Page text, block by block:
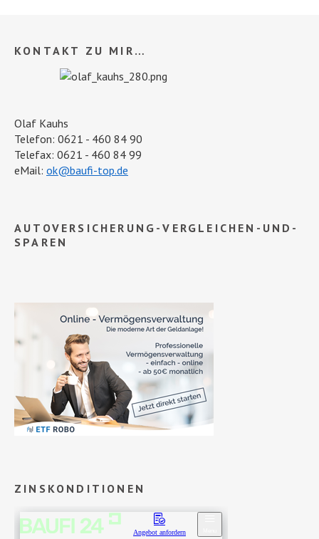
KONTAKT ZU MIR…
Olaf Kauhs
Telefon: 0621 - 460 84 90
Telefax: 0621 - 460 84 99
eMail: ok@baufi-top.de
AUTOVERSICHERUNG-VERGLEICHEN-UND-
SPAREN
ZINSKONDITIONEN